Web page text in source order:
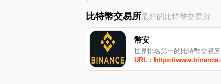
比特幣交易所最好的比特幣交易所
幣安
世界排名第一的比特幣交易所
URL：https://